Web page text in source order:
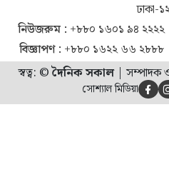
ঢাকা-
নিউজরুম : +৮৮০ ১৬০১ ৯৪ ২২২২
বিজ্ঞাপণ : +৮৮০ ১৬২২ ৬৬ ২৮৮৮
স্বত্ব: ©দৈনিক সকাল| সম্পাদক
সোশ্যাল মিডিয়া 